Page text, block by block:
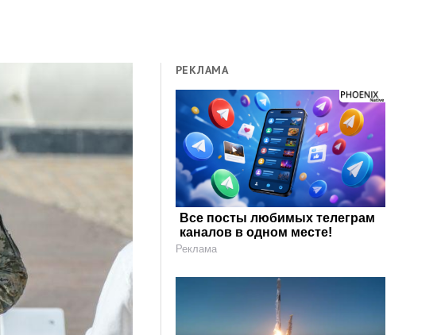
РЕКЛАМА
Все посты любимых телеграм
каналов в одном месте!
Реклама